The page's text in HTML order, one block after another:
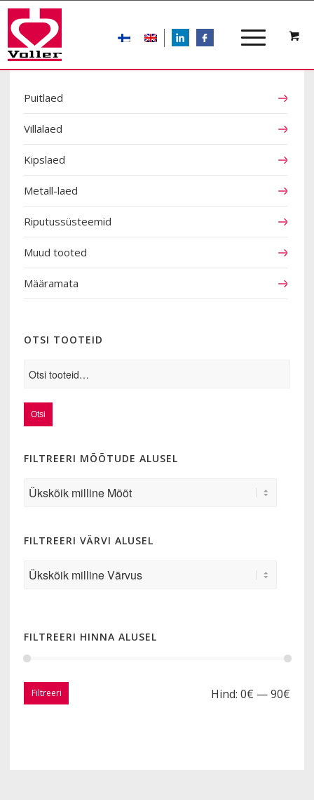
LIn
TOOTEKATEGOORIAD
Puitlaed
Villalaed
Kipslaed
Metall-laed
Riputussüsteemid
Muud tooted
Määramata
OTSI TOOTEID
Otsi
FILTREERI MÕÕTUDE ALUSEL
FILTREERI VÄRVI ALUSEL
FILTREERI HINNA ALUSEL
Filtreeri Hind: 0€ —90€